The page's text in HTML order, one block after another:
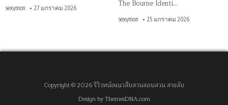
sexymon 27 มกราคม 2026 The Bourne Identi…
sexymon 25 มกราคม 2026
Copyright © 2026 รีวิวหนังแนวสืบสวนสอบสวน สายลับ
Design by ThemesDNA.com